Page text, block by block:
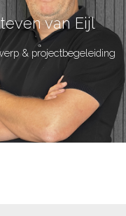
van Eijl
& projectbegeleiding